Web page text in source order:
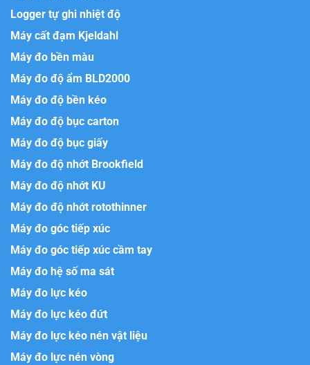
Logger tự ghi nhiệt độ
Máy cất đạm Kjeldahl
Máy đo bền màu
Máy đo độ ẩm BLD2000
Máy đo độ bền kéo
Máy đo độ bục carton
Máy đo độ bục giấy
Máy đo độ nhớt Brookfield
Máy đo độ nhớt KU
Máy đo độ nhớt rotothinner
Máy đo góc tiếp xúc
Máy đo góc tiếp xúc cầm tay
Máy đo hệ số ma sát
Máy đo lực kéo
Máy đo lực kéo đứt
Máy đo lực kéo nén vật liệu
Máy đo lực nén vòng